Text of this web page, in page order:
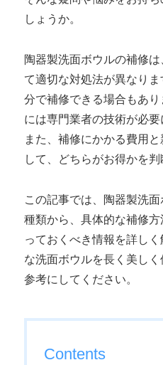
しょうか。
陶器製洗面ボウルの補修
て適切な対処法が異なり
分で補修できる場合もあ
には専門業者の技術が必要
また、補修にかかる費用
して、どちらがお得かを判
この記事では、陶器製洗
種類から、具体的な補修
っておくべき情報を詳し
な洗面ボウルを長く美し
参考にしてください。
Contents